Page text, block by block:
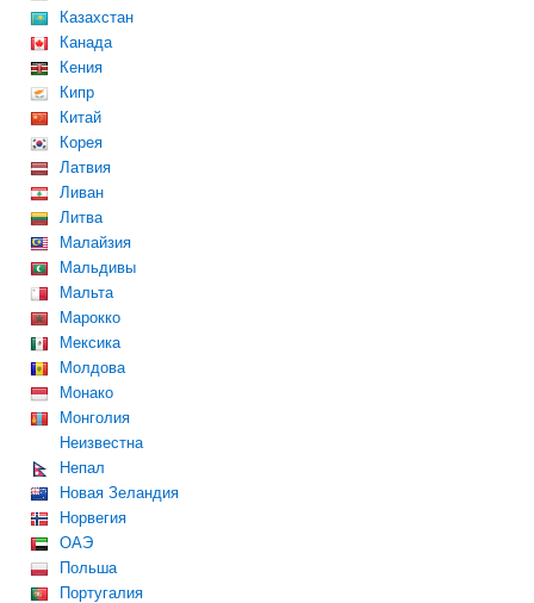
Казахстан
Канада
Кения
Кипр
Китай
Корея
Латвия
Ливан
Литва
Малайзия
Мальдивы
Мальта
Марокко
Мексика
Молдова
Монако
Монголия
Неизвестна
Непал
Новая Зеландия
Норвегия
ОАЭ
Польша
Португалия